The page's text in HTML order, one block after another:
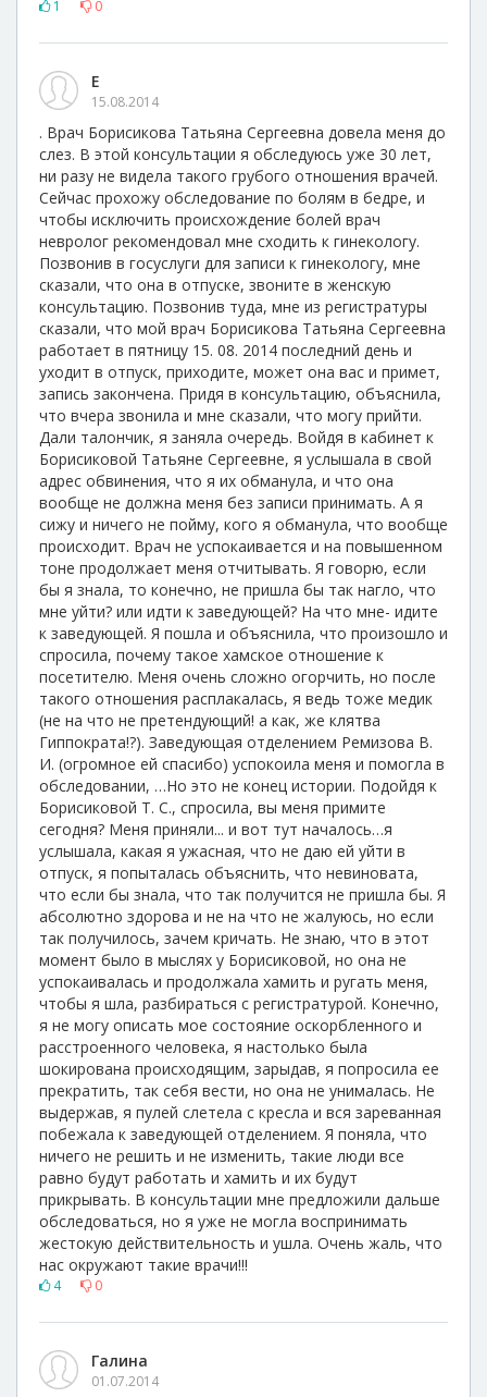
1 0
Е
15.08.2014
. Врач Борисикова Татьяна Сергеевна довела меня до
слез. В этой консультации я обследуюсь уже 30 лет,
ни разу не видела такого грубого отношения врачей.
Сейчас прохожу обследование по болям в бедре, и
чтобы исключить происхождение болей врач
невролог рекомендовал мне сходить к гинекологу.
Позвонив в госуслуги для записи к гинекологу, мне
сказали, что она в отпуске, звоните в женскую
консультацию. Позвонив туда, мне из регистратуры
сказали, что мой врач Борисикова Татьяна Сергеевна
работает в пятницу 15. 08. 2014 последний день и
уходит в отпуск, приходите, может она вас и примет,
запись закончена. Придя в консультацию, объяснила,
что вчера звонила и мне сказали, что могу прийти.
Дали талончик, я заняла очередь. Войдя в кабинет к
Борисиковой Татьяне Сергеевне, я услышала в свой
адрес обвинения, что я их обманула, и что она
вообще не должна меня без записи принимать. А я
сижу и ничего не пойму, кого я обманула, что вообще
происходит. Врач не успокаивается и на повышенном
тоне продолжает меня отчитывать. Я говорю, если
бы я знала, то конечно, не пришла бы так нагло, что
мне уйти? или идти к заведующей? На что мне- идите
к заведующей. Я пошла и объяснила, что произошло и
спросила, почему такое хамское отношение к
посетителю. Меня очень сложно огорчить, но после
такого отношения расплакалась, я ведь тоже медик
(не на что не претендующий! а как, же клятва
Гиппократа!?). Заведующая отделением Ремизова В.
И. (огромное ей спасибо) успокоила меня и помогла в
обследовании, …Но это не конец истории. Подойдя к
Борисиковой Т. С., спросила, вы меня примите
сегодня? Меня приняли... и вот тут началось…я
услышала, какая я ужасная, что не даю ей уйти в
отпуск, я попыталась объяснить, что невиновата,
что если бы знала, что так получится не пришла бы. Я
абсолютно здорова и не на что не жалуюсь, но если
так получилось, зачем кричать. Не знаю, что в этот
момент было в мыслях у Борисиковой, но она не
успокаивалась и продолжала хамить и ругать меня,
чтобы я шла, разбираться с регистратурой. Конечно,
я не могу описать мое состояние оскорбленного и
расстроенного человека, я настолько была
шокирована происходящим, зарыдав, я попросила ее
прекратить, так себя вести, но она не унималась. Не
выдержав, я пулей слетела с кресла и вся зареванная
побежала к заведующей отделением. Я поняла, что
ничего не решить и не изменить, такие люди все
равно будут работать и хамить и их будут
прикрывать. В консультации мне предложили дальше
обследоваться, но я уже не могла воспринимать
жестокую действительность и ушла. Очень жаль, что
нас окружают такие врачи!!!
4 0
Галина
01.07.2014